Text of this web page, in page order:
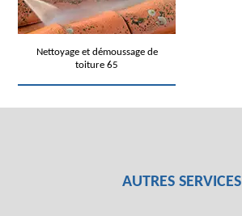
Nettoyage et démoussage de
toiture 65
AUTRES SERVICES